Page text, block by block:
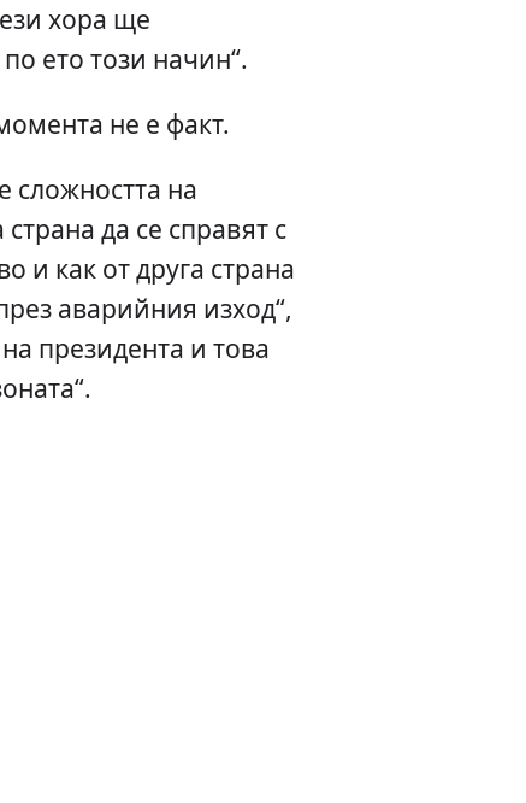
хора ще
ето този начин“.
не е факт.
сложността на
да се справят с
и как от друга страна
аварийния изход“,
президента и това